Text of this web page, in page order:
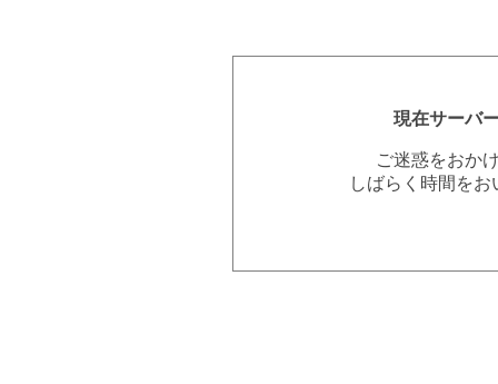
現在サーバ
ご迷惑をおか
しばらく時間を